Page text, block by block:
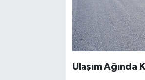
Ulaşım Ağında